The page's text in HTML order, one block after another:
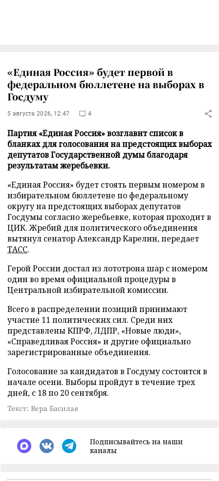
«Единая Россия» будет первой в
федеральном бюллетене на выборах в
Госдуму
5 августа 2026, 12:47 4
Партия «Единая Россия» возглавит список в
бланках для голосования на предстоящих выборах
депутатов Государственной думы благодаря
результатам жеребьевки.
«Единая Россия» будет стоять первым номером в
избирательном бюллетене по федеральному
округу на предстоящих выборах депутатов
Госдумы согласно жеребьевке, которая проходит в
ЦИК. Жребий для политического объединения
вытянул сенатор Александр Карелин, передает
ТАСС.
Герой России достал из лототрона шар с номером
один во время официальной процедуры в
Центральной избирательной комиссии.
Всего в распределении позиций принимают
участие 11 политических сил. Среди них
представлены КПРФ, ЛДПР, «Новые люди»,
«Справедливая Россия» и другие официально
зарегистрированные объединения.
Голосование за кандидатов в Госдуму состоится в
начале осени. Выборы пройдут в течение трех
дней, с 18 по 20 сентября.
Текст: Вера Басилая
Подписывайтесь на наши
каналы